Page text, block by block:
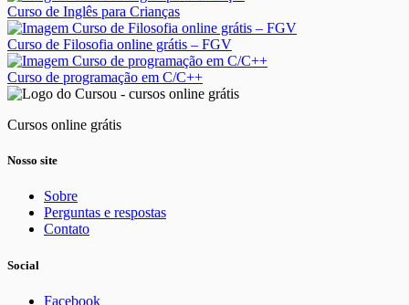
Curso de Inglês para Crianças
Curso de Filosofia online grátis – FGV
Curso de programação em C/C++
Cursos online grátis
Nosso site
Sobre
Perguntas e respostas
Contato
Social
Facebook